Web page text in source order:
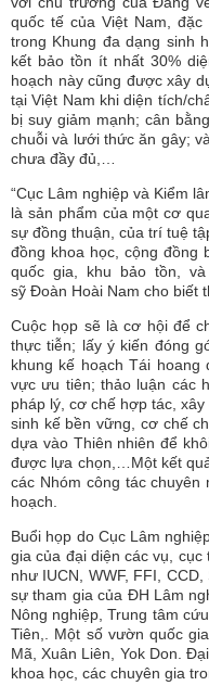
quốc tế của Việt Nam,
trong Khung đa dạng sinh
kết bảo tồn ít nhất 30%
hoạch này cũng được xây
tại Việt Nam khi diện tích/
bị suy giảm mạnh; cân
chuỗi và lưới thức ăn gây;
chưa đầy đủ,…
“Cục Lâm nghiệp và Kiểm
là sản phẩm của một cơ
sự đồng thuận, của trí tuệ
đồng khoa học, cộng đồng
quốc gia, khu bảo tồn,
sỹ Đoàn Hoài Nam cho biết
Cuộc họp sẽ là cơ hội để
thực tiễn; lấy ý kiến đóng
khung kế hoạch Tái hoang
vực ưu tiên; thảo luận các
pháp lý, cơ chế hợp tác,
sinh kế bền vững, cơ chế
dựa vào Thiên nhiên để
được lựa chọn,…Một kết
các Nhóm công tác
hoạch.
Buổi họp do Cục Lâm
gia của đại diện các vụ,
như IUCN, WWF, FFI,
sự tham gia của ĐH Lâm
Nông nghiệp, Trung tâm
Tiên,. Một số vườn quốc
Mã, Xuân Liên, Yok Don.
khoa học, các chuyên gia